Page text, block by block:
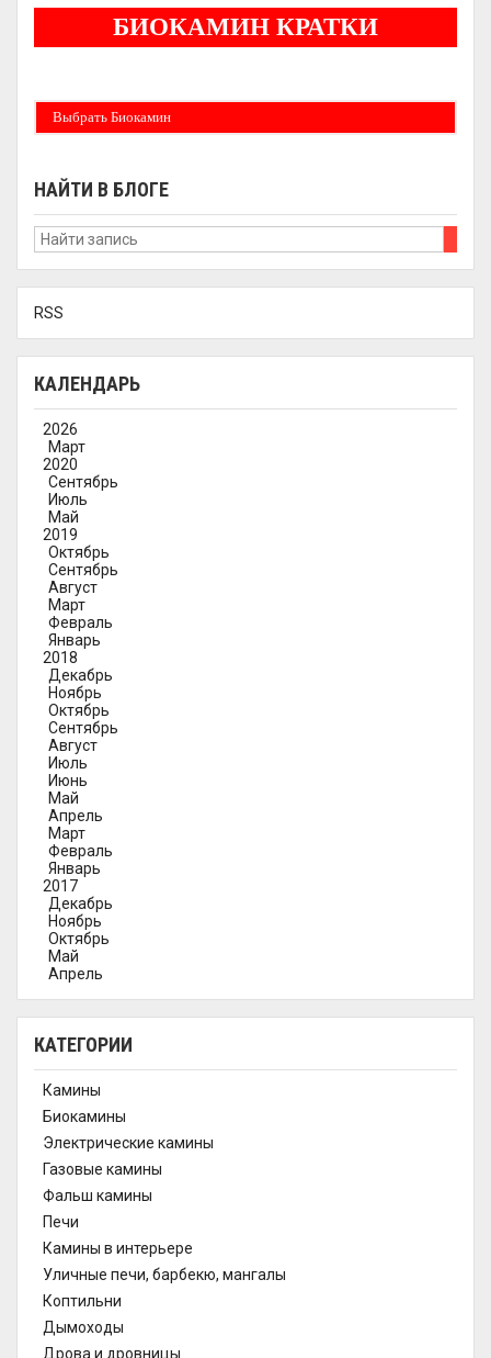
БИОКАМИН КРАТКИ
Выбрать Биокамин
НАЙТИ В БЛОГЕ
RSS
КАЛЕНДАРЬ
2026
Март
2020
Сентябрь
Июль
Май
2019
Октябрь
Сентябрь
Август
Март
Февраль
Январь
2018
Декабрь
Ноябрь
Октябрь
Сентябрь
Август
Июль
Июнь
Май
Апрель
Март
Февраль
Январь
2017
Декабрь
Ноябрь
Октябрь
Май
Апрель
КАТЕГОРИИ
Камины
Биокамины
Электрические камины
Газовые камины
Фальш камины
Печи
Камины в интерьере
Уличные печи, барбекю, мангалы
Коптильни
Дымоходы
Дрова и дровницы